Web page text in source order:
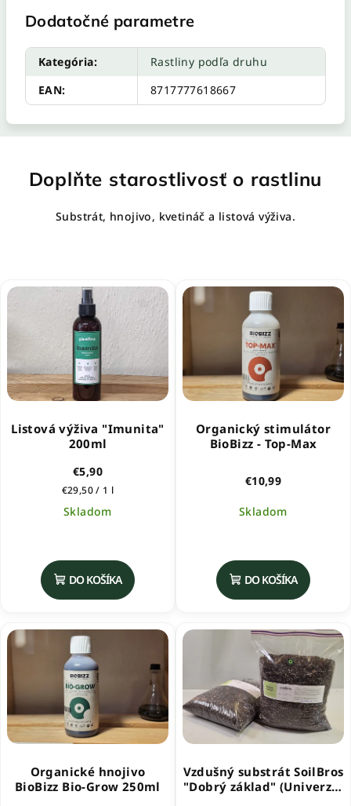
Dodatočné parametre
Kategória:
Rastliny podľa druhu
EAN: 8717777618667
Doplňte starostlivosť o rastlinu
Substrát, hnojivo, kvetináč a listová výživa.
Listová výživa "Imunita"
200ml
€5,90
Jednotková
cena:
€29,50 / 1 l
Skladom
DO KOŠÍKA
Organický stimulátor
BioBizz - Top-Max
€10,99
Skladom
produktu
je
5,0
5
hviezdičiek.
DO KOŠÍKA
Organické hnojivo
BioBizz Bio-Grow 250ml
Vzdušný substrát SoilBros
"Dobrý základ" (Univerzal